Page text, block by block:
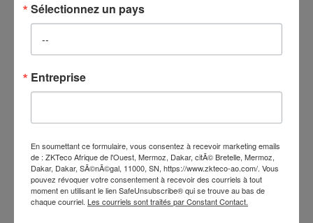
Besoins de formation
* Produit associé :
* Date de formation
:
* Type de formation
Formation en ligne
Sélectionnez un pays
Entreprise
En soumettant ce formulaire, vous consentez à recevoir marketing emails
de : ZKTeco Afrique de l'Ouest, Mermoz, Dakar, citÃ© Bretelle, Mermoz,
Dakar, Dakar, SÃ©nÃ©gal, 11000, SN, https://www.zkteco-ao.com/. Vous
pouvez révoquer votre consentement à recevoir des courriels à tout
moment en utilisant le lien SafeUnsubscribe® qui se trouve au bas de
chaque courriel. Les courriels sont traités par Constant Contact.